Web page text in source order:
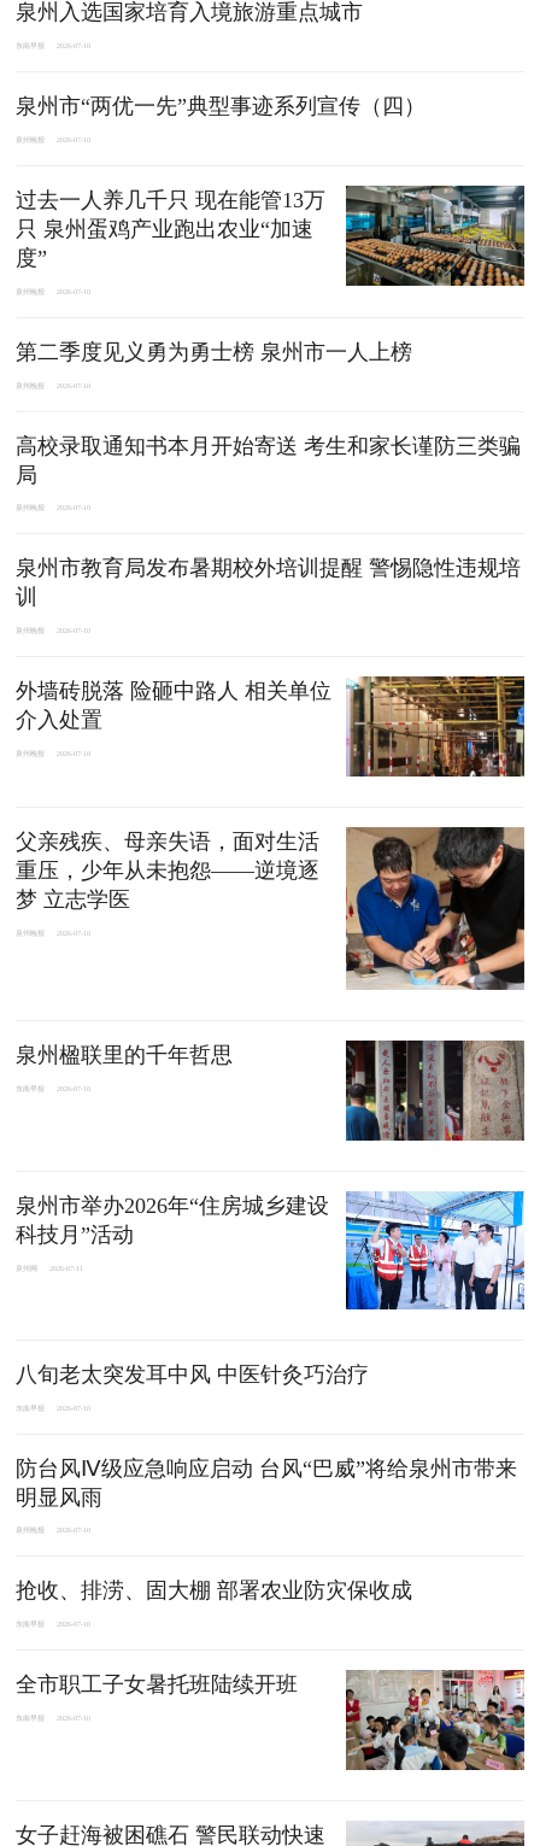
泉州入选国家培育入境旅游重点城市
东南早报 2026-07-10
泉州市“两优一先”典型事迹系列宣传（四）
泉州晚报 2026-07-10
过去一人养几千只 现在能管13万
只 泉州蛋鸡产业跑出农业“加速
度”
泉州晚报 2026-07-10
第二季度见义勇为勇士榜 泉州市一人上榜
泉州晚报 2026-07-10
高校录取通知书本月开始寄送 考生和家长谨防三类骗
局
泉州晚报 2026-07-10
泉州市教育局发布暑期校外培训提醒 警惕隐性违规培
训
泉州晚报 2026-07-10
外墙砖脱落 险砸中路人 相关单位
介入处置
泉州晚报 2026-07-10
父亲残疾、母亲失语，面对生活
重压，少年从未抱怨——逆境逐
梦 立志学医
泉州晚报 2026-07-10
泉州楹联里的千年哲思
东南早报 2026-07-10
泉州市举办2026年“住房城乡建设
科技月”活动
泉州网 2026-07-11
八旬老太突发耳中风 中医针灸巧治疗
东南早报 2026-07-10
防台风Ⅳ级应急响应启动 台风“巴威”将给泉州市带来
明显风雨
泉州晚报 2026-07-10
抢收、排涝、固大棚 部署农业防灾保收成
东南早报 2026-07-10
全市职工子女暑托班陆续开班
东南早报 2026-07-10
女子赶海被困礁石 警民联动快速